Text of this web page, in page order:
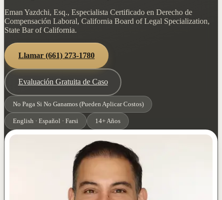
Eman Yazdchi, Esq., Especialista Certificado en Derecho de
Compensación Laboral, California Board of Legal Specialization,
State Bar of California.
Llamar (661) 273-1780
Evaluación Gratuita de Caso
No Paga Si No Ganamos (Pueden Aplicar Costos)
English · Español · Farsi 14+ Años